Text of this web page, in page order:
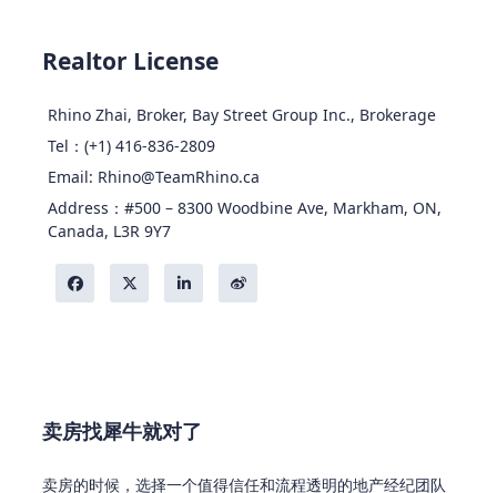
Realtor License
Rhino Zhai, Broker, Bay Street Group Inc., Brokerage
Tel：(+1) 416-836-2809
Email: Rhino@TeamRhino.ca
Address：#500 – 8300 Woodbine Ave, Markham, ON,
Canada, L3R 9Y7
卖房找犀牛就对了
卖房的时候，选择一个值得信任和流程透明的地产经纪团队